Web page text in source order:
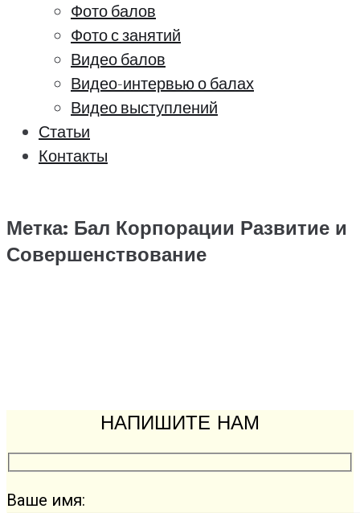
Фото балов
Фото с занятий
Видео балов
Видео-интервью о балах
Видео выступлений
Статьи
Контакты
Метка: Бал Корпорации Развитие и
Совершенствование
НАПИШИТЕ НАМ
Ваше имя: